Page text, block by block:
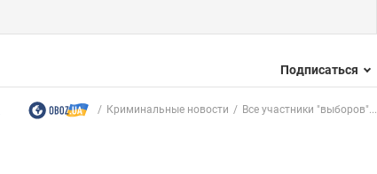
Подписаться
Криминальные новости Все участники "выборов"...